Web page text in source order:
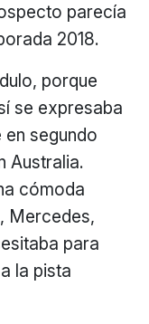
parecía
2018.
porque
se expresaba
segundo
Australia.
cómoda
Mercedes,
para
la pista